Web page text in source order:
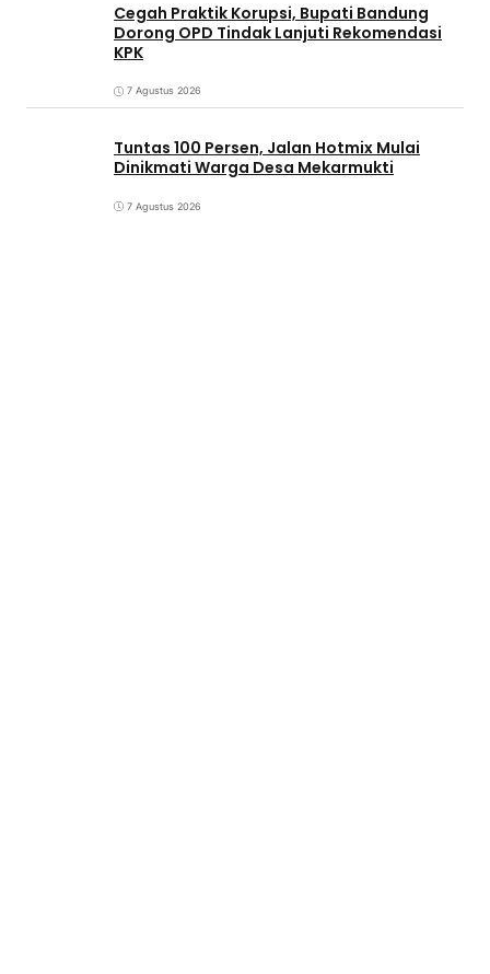
Cegah Praktik Korupsi, Bupati Bandung
Dorong OPD Tindak Lanjuti Rekomendasi
KPK
7 Agustus 2026
Tuntas 100 Persen, Jalan Hotmix Mulai
Dinikmati Warga Desa Mekarmukti
7 Agustus 2026